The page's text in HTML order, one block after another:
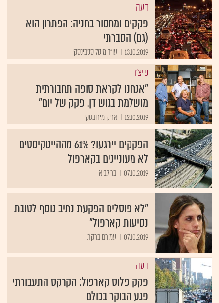
דעה
פקקים ומחסור בחניה: הפתרון הוא
(גם) הסברתי
13.10.2019 עו"ד מיטל סטבינסקי
פיצ'ר
"אנחנו לקראת סופה תחבורתית
מושלמת בגוש דן. פקק של יום"
12.10.2019 אריק מירובסקי
הפקקים יירגעו? 61% מההייטקיסטים
לא מעוניינים בקארפול
07.10.2019 בר לביא
"לא פוסלים הפקעת נתיב נוסף לטובת
נסיעות קארפול"
07.10.2019 עמירם ברקת
דעה
פקק פלוס קארפול: הקרקס התעבורתי
פגע הבוקר בכולם